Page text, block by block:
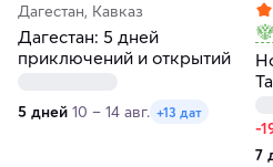
Дагестан, Кавказ
Дагестан: 5 дней
приключений и открытий
5 дней 10 – 14 авг. +13 дат
-
7